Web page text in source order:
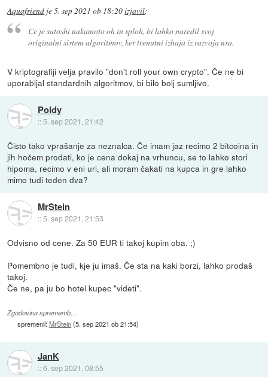
Aquafriend je5. sep 2021 ob 18:20izjavil:
Ce je satoshi nakamoto oh in sploh, bi lahko naredil svoj
originalni sistem algoritmov, ker trenutni izhaja iz razvoja nsa.
V kriptografiji velja pravilo "don't roll your own crypto". Če ne bi
uporabljal standardnih algoritmov, bi bilo bolj sumljivo.
Poldy
:: 5. sep 2021, 21:42
Čisto tako vprašanje za neznalca. Če imam jaz recimo 2 bitcoina in
jih hočem prodati, ko je cena dokaj na vrhuncu, se to lahko stori
hipoma, recimo v eni uri, ali moram čakati na kupca in gre lahko
mimo tudi teden dva?
MrStein
::5. sep 2021, 21:53
Odvisno od cene. Za 50 EUR ti takoj kupim oba. ;)
Pomembno je tudi, kje ju imaš. Če sta na kaki borzi, lahko prodaš
takoj.
Če ne, pa ju bo hotel kupec "videti".
Zgodovina sprememb…
spremenil:MrStein(5. sep 2021 ob 21:54)
JanK
::6. sep 2021, 08:55